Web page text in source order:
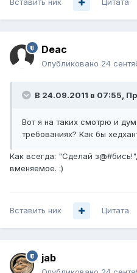
Вставить ник Цитата
Deac
Опубликовано 24
В 24.09.2011 в 07:55,
Вот я на таких смотрю и
требованиях? Как бы
Как всегда: "Сделай
вменяемое. :)
Вставить ник Цитата
jab